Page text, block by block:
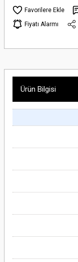
Fiyatı Alarmı
Ürün Bilgisi